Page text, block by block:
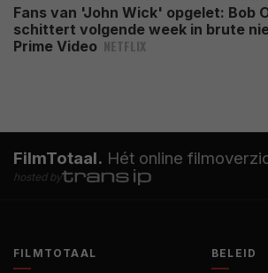
Fans van 'John Wick' opgelet: Bob
schittert volgende week in brute
Prime Video NETFLIX
FilmTotaal. Hét online
hosted by
FILMTOTAAL BELEID